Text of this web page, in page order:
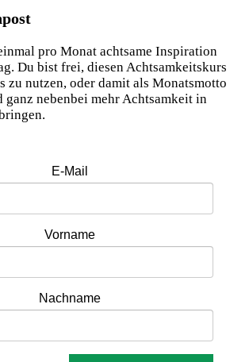
pro Monat achtsame Inspiration
Du bist frei, diesen Achtsamkeitskurs
zu nutzen, oder damit als Monatsmotto
ganz nebenbei mehr Achtsamkeit in
E-Mail
Vorname
Nachname